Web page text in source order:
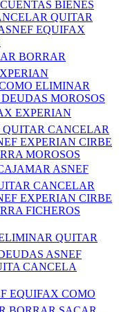
BIENES
QUITAR
EQUIFAX
BORRAR
ELIMINAR
MOROSOS
EXPERIAN
CANCELAR
EXPERIAN CIRBE
MOROSOS
ASNEF
CANCELAR
EXPERIAN CIRBE
FICHEROS
QUITAR
ASNEF
CANCELA
EQUIFAX COMO